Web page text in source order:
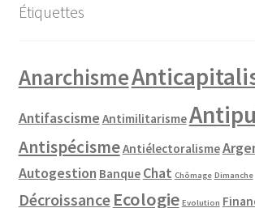
Étiquettes
Anarchisme
Antifascisme Antimilitarisme
AntispécismeAntiélectoralisme
Autogestion Banque Chat Chômage Dimanche
Décroissance Ecologie Evolution